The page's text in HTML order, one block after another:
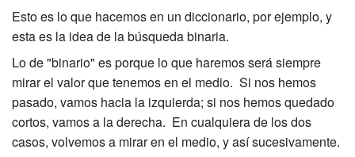
Esto es lo que hacemos en un diccionario, por ejemplo, y
esta es la idea de la búsqueda binaria.
Lo de "binario" es porque lo que haremos será siempre
mirar el valor que tenemos en el medio. Si nos hemos
pasado, vamos hacia la izquierda; si nos hemos quedado
cortos, vamos a la derecha. En cualquiera de los dos
casos, volvemos a mirar en el medio, y así sucesivamente.